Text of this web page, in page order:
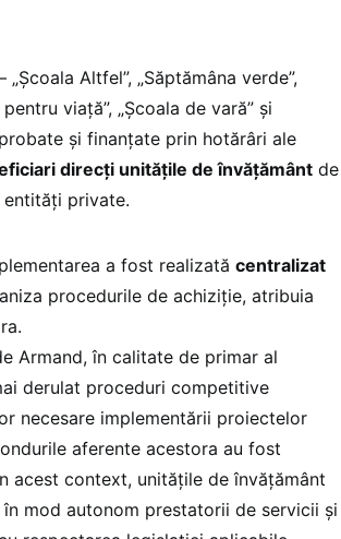
Altfel”, „Săptămâna verde”,
viață”, „Școala de vară” și
și finanțate prin hotărâri ale
direcți unitățile de învățământ de
entități private.
a fost realizată centralizat
procedurile de achiziție, atribuia
Armand, în calitate de primar al
derulat proceduri competitive
necesare implementării proiectelor
aferente acestora au fost
acest context, unitățile de învățământ
mod autonom prestatorii de servicii și